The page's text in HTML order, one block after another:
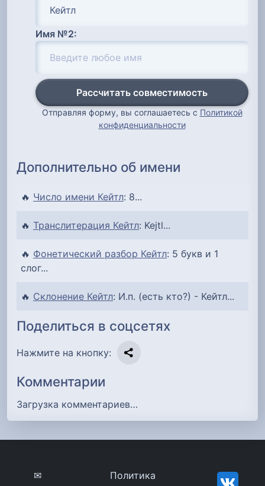
Имя №2:
Рассчитать совместимость
Отправляя форму, вы соглашаетесь с Политикой
конфиденциальности
Дополнительно об имени
🔥 Число имени Кейтл: 8...
🔥 Транслитерация Кейтл: Kejtl...
🔥 Фонетический разбор Кейтл: 5 букв и 1
слог...
🔥 Склонение Кейтл: И.п. (есть кто?) - Кейтл...
Поделиться в соцсетях
Нажмите на кнопку:
Комментарии
Загрузка комментариев…
✉
Политика